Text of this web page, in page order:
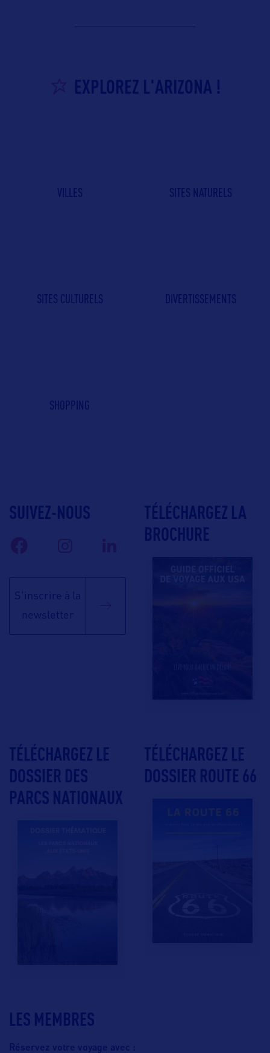
EXPLOREZ L'ARIZONA !
VILLES SITES NATURELS
SITES CULTURELS DIVERTISSEMENTS
SHOPPING
LES MEMBRES
Réservez votre voyage avec :
SUIVEZ-NOUS
S'inscrire à la
newsletter
TÉLÉCHARGEZ LA
BROCHURE
TÉLÉCHARGEZ LE
DOSSIER DES
PARCS NATIONAUX
TÉLÉCHARGEZ LE
DOSSIER ROUTE 66